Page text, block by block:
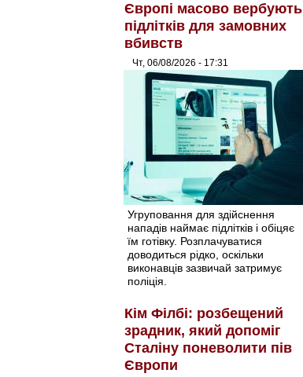
Європі масово вербують
підлітків для замовних
вбивств
Чт, 06/08/2026 - 17:31
Угруповання для здійснення
нападів наймає підлітків і обіцяє
їм готівку. Розплачуватися
доводиться рідко, оскільки
виконавців зазвичай затримує
поліція.
Кім Філбі: розбещений
зрадник, який допоміг
Сталіну поневолити пів
Європи